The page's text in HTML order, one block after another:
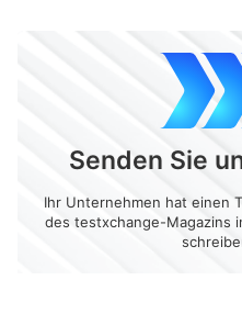
Senden Sie
Ihr Unternehmen hat einen
des testxchange-Magazins